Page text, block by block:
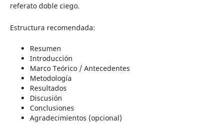
referato doble ciego.
Estructura recomendada:
Resumen
Introducción
Marco Teórico / Antecedentes
Metodología
Resultados
Discusión
Conclusiones
Agradecimientos (opcional)